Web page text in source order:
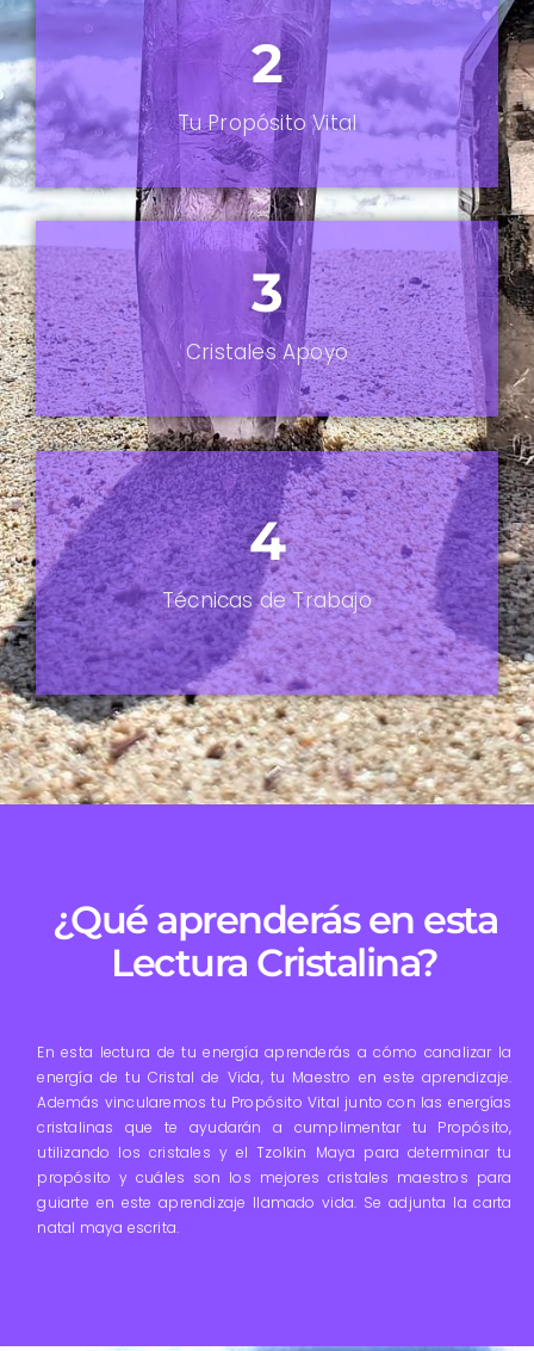
2
Tu Propósito Vital
3
Cristales Apoyo
4
Técnicas de Trabajo
¿Qué aprenderás en esta
Lectura Cristalina?
En esta lectura de tu energía aprenderás a cómo canalizar la
energía de tu Cristal de Vida, tu Maestro en este aprendizaje.
Además vincularemos tu Propósito Vital junto con las energías
cristalinas que te ayudarán a cumplimentar tu Propósito,
utilizando los cristales y el Tzolkin Maya para determinar tu
propósito y cuáles son los mejores cristales maestros para
guiarte en este aprendizaje llamado vida. Se adjunta la carta
natal maya escrita.